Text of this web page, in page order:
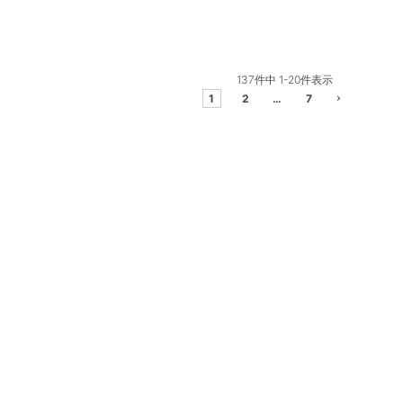
137件中 1-20件表示
1
2 … 7